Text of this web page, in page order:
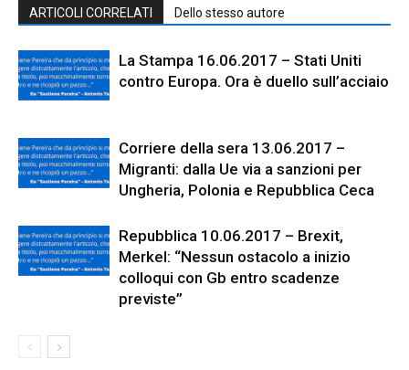
ARTICOLI CORRELATI Dello stesso autore
La Stampa 16.06.2017 – Stati Uniti
contro Europa. Ora è duello sull’acciaio
Corriere della sera 13.06.2017 –
Migranti: dalla Ue via a sanzioni per
Ungheria, Polonia e Repubblica Ceca
Repubblica 10.06.2017 – Brexit,
Merkel: “Nessun ostacolo a inizio
colloqui con Gb entro scadenze
previste”